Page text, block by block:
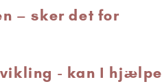
– sker det for
- kan I hjælpe